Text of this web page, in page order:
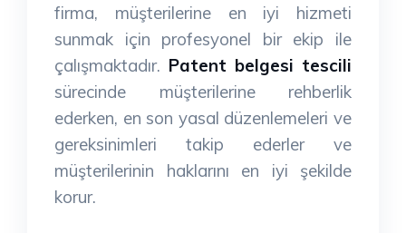
firma, müşterilerine en iyi hizmeti
sunmak için profesyonel bir ekip ile
çalışmaktadır. Patent belgesi tescili
sürecinde müşterilerine rehberlik
ederken, en son yasal düzenlemeleri ve
gereksinimleri takip ederler ve
müşterilerinin haklarını en iyi şekilde
korur.